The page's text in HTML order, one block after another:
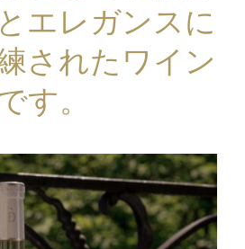
エレガンスに
されたワイン
す。